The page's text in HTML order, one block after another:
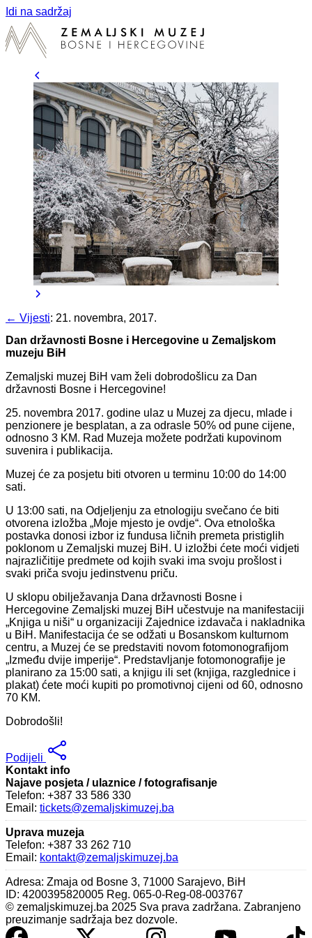
Idi na sadržaj
← Vijesti: 21. novembra, 2017.
Dan državnosti Bosne i Hercegovine u Zemaljskom
muzeju BiH
Zemaljski muzej BiH vam želi dobrodošlicu za Dan
državnosti Bosne i Hercegovine!
25. novembra 2017. godine ulaz u Muzej za djecu, mlade i
penzionere je besplatan, a za odrasle 50% od pune cijene,
odnosno 3 KM. Rad Muzeja možete podržati kupovinom
suvenira i publikacija.
Muzej će za posjetu biti otvoren u terminu 10:00 do 14:00
sati.
U 13:00 sati, na Odjeljenju za etnologiju svečano će biti
otvorena izložba „Moje mjesto je ovdje“. Ova etnološka
postavka donosi izbor iz fundusa ličnih premeta pristiglih
poklonom u Zemaljski muzej BiH. U izložbi ćete moći vidjeti
najrazličitije predmete od kojih svaki ima svoju prošlost i
svaki priča svoju jedinstvenu priču.
U sklopu obilježavanja Dana državnosti Bosne i
Hercegovine Zemaljski muzej BiH učestvuje na manifestaciji
„Knjiga u niši“ u organizaciji Zajednice izdavača i nakladnika
u BiH. Manifestacija će se odžati u Bosanskom kulturnom
centru, a Muzej će se predstaviti novom fotomonografijom
„Između dvije imperije“. Predstavljanje fotomonografije je
planirano za 15:00 sati, a knjigu ili set (knjiga, razglednice i
plakat) ćete moći kupiti po promotivnoj cijeni od 60, odnosno
70 KM.
Dobrodošli!
Podijeli
Kontakt info
Najave posjeta / ulaznice / fotografisanje
Telefon: +387 33 586 330
Email: tickets@zemaljskimuzej.ba
Uprava muzeja
Telefon: +387 33 262 710
Email: kontakt@zemaljskimuzej.ba
Adresa: Zmaja od Bosne 3, 71000 Sarajevo, BiH
ID: 4200395820005 Reg. 065-0-Reg-08-003767
© zemaljskimuzej.ba 2025 Sva prava zadržana. Zabranjeno
preuzimanje sadržaja bez dozvole.